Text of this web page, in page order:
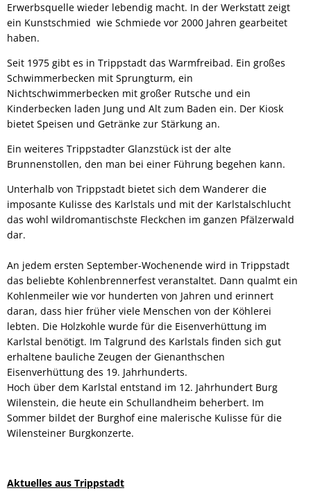
Erwerbsquelle wieder lebendig macht. In der Werkstatt zeigt
ein Kunstschmied wie Schmiede vor 2000 Jahren gearbeitet
haben.
Seit 1975 gibt es in Trippstadt das Warmfreibad. Ein großes
Schwimmerbecken mit Sprungturm, ein
Nichtschwimmerbecken mit großer Rutsche und ein
Kinderbecken laden Jung und Alt zum Baden ein. Der Kiosk
bietet Speisen und Getränke zur Stärkung an.
Ein weiteres Trippstadter Glanzstück ist der alte
Brunnenstollen, den man bei einer Führung begehen kann.
Unterhalb von Trippstadt bietet sich dem Wanderer die
imposante Kulisse des Karlstals und mit der Karlstalschlucht
das wohl wildromantischste Fleckchen im ganzen Pfälzerwald
dar.
An jedem ersten September-Wochenende wird in Trippstadt
das beliebte Kohlenbrennerfest veranstaltet. Dann qualmt ein
Kohlenmeiler wie vor hunderten von Jahren und erinnert
daran, dass hier früher viele Menschen von der Köhlerei
lebten. Die Holzkohle wurde für die Eisenverhüttung im
Karlstal benötigt. Im Talgrund des Karlstals finden sich gut
erhaltene bauliche Zeugen der Gienanthschen
Eisenverhüttung des 19. Jahrhunderts.
Hoch über dem Karlstal entstand im 12. Jahrhundert Burg
Wilenstein, die heute ein Schullandheim beherbert. Im
Sommer bildet der Burghof eine malerische Kulisse für die
Wilensteiner Burgkonzerte.
Aktuelles aus Trippstadt